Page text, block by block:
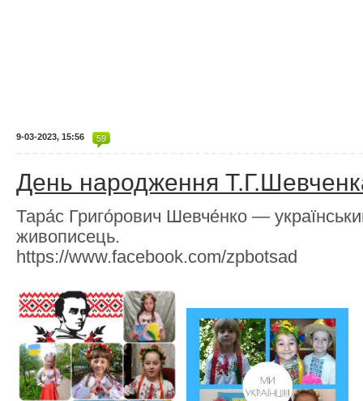
9-03-2023, 15:56 59
День народження
Тара́с Григо́рович Шевче́нко —
живописець.
https://www.facebook.com/zpbotsad